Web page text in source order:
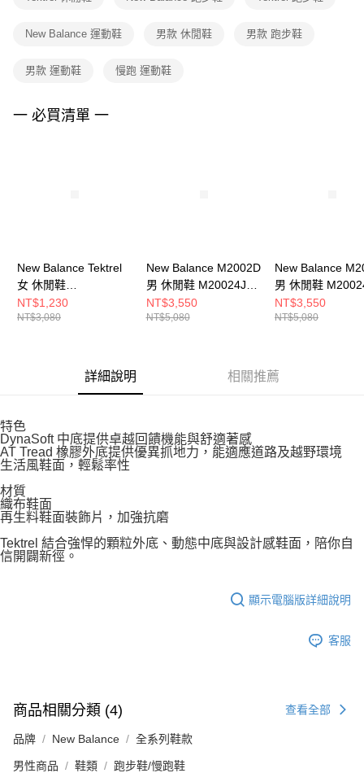
權轉讓予恩沛科技股份有限公司。
３．未成年的使用者請事先徵得法定代理人或監護人之同意方可使用
４．使用「AFTEE先享後付」時，將依據個別帳號之用戶狀況，依本公司即
New Balance 運動鞋 男款 休閒鞋 男款 跑步鞋
男款 運動鞋 慢跑 運動鞋
一 必買清單 一
New Balance Tektrel
女 休閒鞋
WTTTRLK1-D
NT$1,230
NT$3,080
New Balance M2002D
男 休閒鞋 M20024J7-
D
NT$3,550
NT$5,080
New Balance
男 休閒鞋
D
NT$3,550
NT$5,080
詳細說明 相關推薦
特色
DynaSoft 中底提供卓越回饋機能與舒適著感
AT Tread 橡膠外底提供優異抓地力，能適應道路及越野環境
生活風鞋面，輕鬆率性
材質
織布鞋面
再生料鞋面裝飾片，加強抗磨
Tektrel 結合強悍的顆粒外底、動態中底與設計感鞋面，陪你自
信開闢新徑。
顯示電腦版詳細說明
客服
商品相關分類 (4) 查看全部
品牌 New Balance 全系列鞋款
男性商品 鞋類 跑步鞋/慢跑鞋